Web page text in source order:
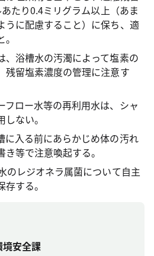
たり0.4ミリグラム以上（あま
うに配慮すること）に保ち、適
、浴槽水の汚濁によって塩素の
残留塩素濃度の管理に注意す
フロー水等の再利用水は、シャ
ない。
に入る前にあらかじめ体の汚れ
等で注意喚起する。
のレジオネラ属菌について自主
する。
安全課